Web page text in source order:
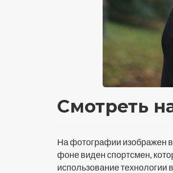
Смотреть
На фотографии изображен
фоне виден спортсмен,
использование технологии